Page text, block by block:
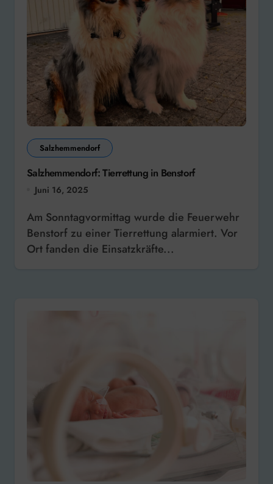
Salzhemmendorf
Salzhemmendorf: Tierrettung in Benstorf
Juni 16, 2025
Am Sonntagvormittag wurde die Feuerwehr
Benstorf zu einer Tierrettung alarmiert. Vor
Ort fanden die Einsatzkräfte...